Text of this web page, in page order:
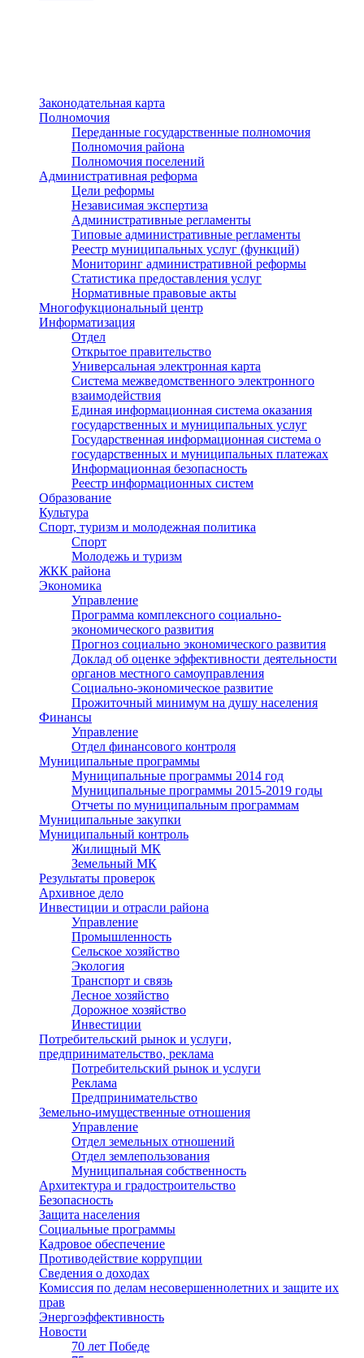
Законодательная карта
Полномочия
Переданные государственные полномочия
Полномочия района
Полномочия поселений
Административная реформа
Цели реформы
Независимая экспертиза
Административные регламенты
Типовые административные регламенты
Реестр муниципальных услуг (функций)
Мониторинг административной реформы
Статистика предоставления услуг
Нормативные правовые акты
Многофукциональный центр
Информатизация
Отдел
Открытое правительство
Универсальная электронная карта
Система межведомственного электронного
взаимодействия
Единая информационная система оказания
государственных и муниципальных услуг
Государственная информационная система о
государственных и муниципальных платежах
Информационная безопасность
Реестр информационных систем
Образование
Культура
Спорт, туризм и молодежная политика
Спорт
Молодежь и туризм
ЖКК района
Экономика
Управление
Программа комплексного социально-
экономического развития
Прогноз социально экономического развития
Доклад об оценке эффективности деятельности
органов местного самоуправления
Социально-экономическое развитие
Прожиточный минимум на душу населения
Финансы
Управление
Отдел финансового контроля
Муниципальные программы
Муниципальные программы 2014 год
Муниципальные программы 2015-2019 годы
Отчеты по муниципальным программам
Муниципальные закупки
Муниципальный контроль
Жилищный МК
Земельный МК
Результаты проверок
Архивное дело
Инвестиции и отрасли района
Управление
Промышленность
Сельское хозяйство
Экология
Транспорт и связь
Лесное хозяйство
Дорожное хозяйство
Инвестиции
Потребительский рынок и услуги,
предпринимательство, реклама
Потребительский рынок и услуги
Реклама
Предпринимательство
Земельно-имущественные отношения
Управление
Отдел земельных отношений
Отдел землепользования
Муниципальная собственность
Архитектура и градостроительство
Безопасность
Защита населения
Социальные программы
Кадровое обеспечение
Противодействие коррупции
Сведения о доходах
Комиссия по делам несовершеннолетних и защите их
прав
Энергоэффективность
Новости
70 лет Победе